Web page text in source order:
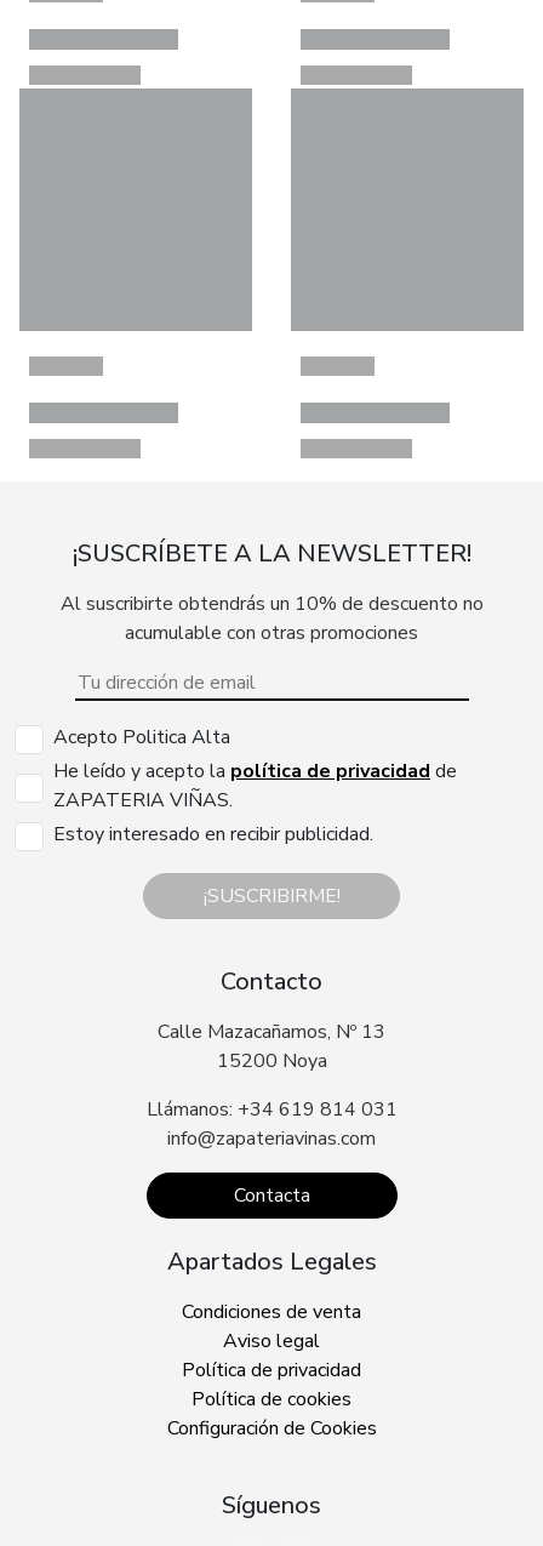
¡SUSCRÍBETE A LA NEWSLETTER!
Al suscribirte obtendrás un 10% de descuento no
acumulable con otras promociones
Acepto Politica Alta
He leído y acepto la política de privacidad de
ZAPATERIA VIÑAS.
Estoy interesado en recibir publicidad.
¡SUSCRIBIRME!
Contacto
Calle Mazacañamos, Nº 13
15200 Noya
Llámanos: +34 619 814 031
info@zapateriavinas.com
Contacta
Apartados Legales
Condiciones de venta
Aviso legal
Política de privacidad
Política de cookies
Configuración de Cookies
Síguenos